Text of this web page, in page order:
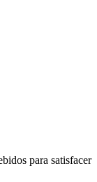
para satisfacer